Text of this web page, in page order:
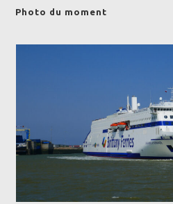
Photo du moment